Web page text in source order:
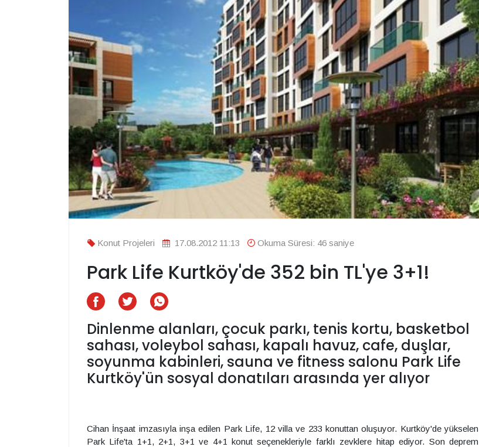
Konut Projeleri 17.08.2012 11:13 Okuma Süresi: 46 saniye
Park Life Kurtköy'de 352 bin TL'ye 3+1!
Dinlenme alanları, çocuk parkı, tenis kortu, basketbol
sahası, voleybol sahası, kapalı havuz, cafe, duşlar,
soyunma kabinleri, sauna ve fitness salonu Park Life
Kurtköy'ün sosyal donatıları arasında yer alıyor
Cihan İnşaat imzasıyla inşa edilen Park Life, 12 villa ve 233 konuttan oluşuyor. Kurtköy'de yükselen
Park Life'ta 1+1, 2+1, 3+1 ve 4+1 konut seçenekleriyle farklı zevklere hitap ediyor. Son deprem